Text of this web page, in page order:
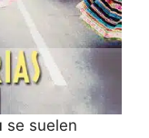
se suelen